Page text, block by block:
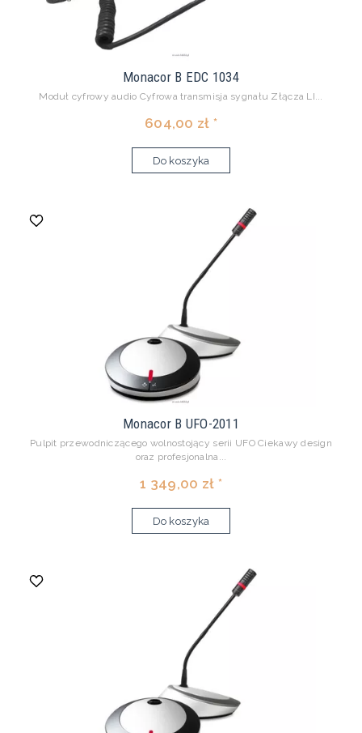
Monacor B EDC 1034
Moduł cyfrowy audio Cyfrowa transmisja sygnału Złącza LI...
604,00 zł *
Do koszyka
Monacor B UFO-2011
Pulpit przewodniczącego wolnostojący serii UFO Ciekawy design
oraz profesjonalna...
1 349,00 zł *
Do koszyka